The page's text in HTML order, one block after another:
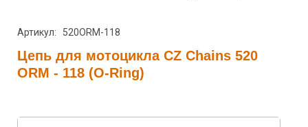
Артикул: 520ORM-118
Цепь для мотоцикла CZ Chains 520
ORM - 118 (O-Ring)